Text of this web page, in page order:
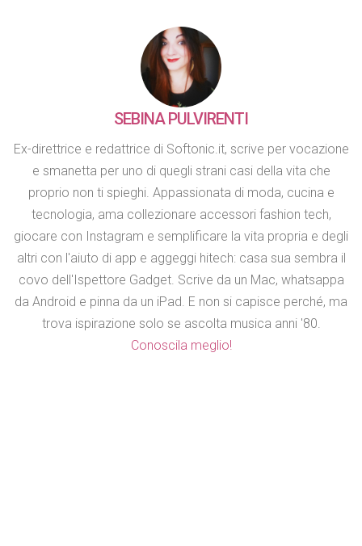
SEBINA PULVIRENTI
Ex-direttrice e redattrice di Softonic.it, scrive per vocazione
e smanetta per uno di quegli strani casi della vita che
proprio non ti spieghi. Appassionata di moda, cucina e
tecnologia, ama collezionare accessori fashion tech,
giocare con Instagram e semplificare la vita propria e degli
altri con l'aiuto di app e aggeggi hitech: casa sua sembra il
covo dell'Ispettore Gadget. Scrive da un Mac, whatsappa
da Android e pinna da un iPad. E non si capisce perché, ma
trova ispirazione solo se ascolta musica anni '80.
Conoscila meglio!